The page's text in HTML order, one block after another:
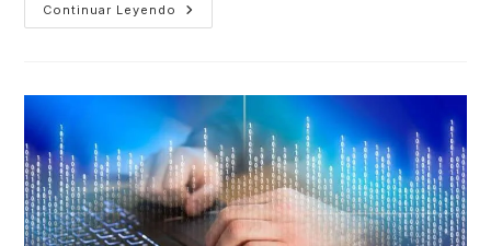
Continuar Leyendo